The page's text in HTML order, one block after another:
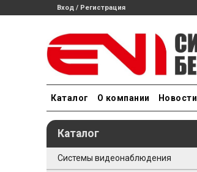
Вход / Регистрация
Каталог О компании Новости
Каталог
Системы видеонаблюдения